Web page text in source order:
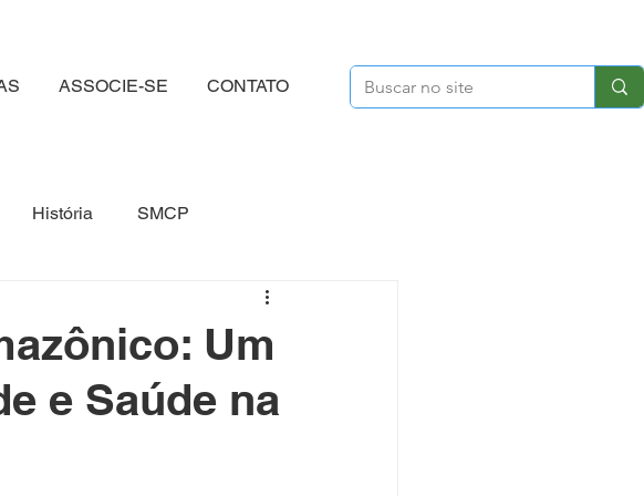
ASSOCIE-SE CONTATO
História SMCP
Programação Científica
Clube de Vantagens
Um
e Saúde na